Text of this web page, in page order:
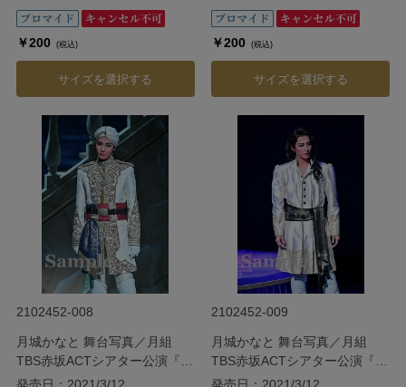
￥200 (税込)
サイズを選択する
￥200 (税込)
サイズを選択する
2102452-008
月城かなと 舞台写真／月組
TBS赤坂ACTシアター公演『ダ
ル・レークの恋』
2102452-009
月城かなと 舞台写真／月組
TBS赤坂ACTシアター公演『ダ
ル・レークの恋』